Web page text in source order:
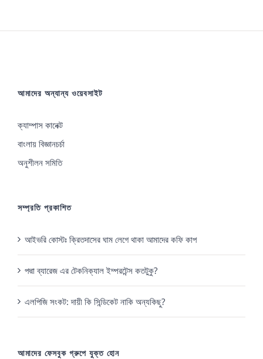
আমাদের অন্যান্য ওয়েবসাইট
ক্যাম্পাস কানেক্ট
বাংলায় বিজ্ঞানচর্চা
অনুশীলন সমিতি
সম্প্রতি প্রকাশিত
আইভরি কোস্টঃ ক্রিতদাসের ঘাম লেগে থাকা আমাদের কফি কাপ
পদ্মা ব্যারেজ এর টেকনিক্যাল ইম্পরটেন্স কতটুকু?
এলপিজি সংকট: দায়ী কি সিন্ডিকেট নাকি অন্যকিছু?
আমাদের ফেসবুক গ্রুপে যুক্ত হোন